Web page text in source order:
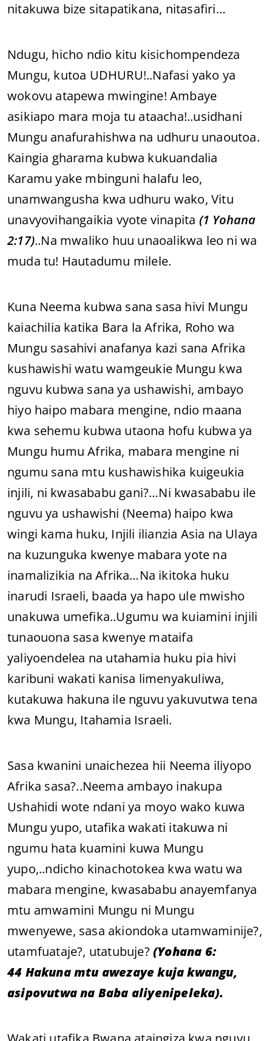
nitakuwa bize sitapatikana, nitasafiri…
Ndugu, hicho ndio kitu kisichompendeza
Mungu, kutoa UDHURU!..Nafasi yako ya
wokovu atapewa mwingine! Ambaye
asikiapo mara moja tu ataacha!..usidhani
Mungu anafurahishwa na udhuru unaoutoa.
Kaingia gharama kubwa kukuandalia
Karamu yake mbinguni halafu leo,
unamwangusha kwa udhuru wako, Vitu
unavyovihangaikia vyote vinapita (1 Yohana
2:17)..Na mwaliko huu unaoalikwa leo ni wa
muda tu! Hautadumu milele.
Kuna Neema kubwa sana sasa hivi Mungu
kaiachilia katika Bara la Afrika, Roho wa
Mungu sasahivi anafanya kazi sana Afrika
kushawishi watu wamgeukie Mungu kwa
nguvu kubwa sana ya ushawishi, ambayo
hiyo haipo mabara mengine, ndio maana
kwa sehemu kubwa utaona hofu kubwa ya
Mungu humu Afrika, mabara mengine ni
ngumu sana mtu kushawishika kuigeukia
injili, ni kwasababu gani?…Ni kwasababu ile
nguvu ya ushawishi (Neema) haipo kwa
wingi kama huku, Injili ilianzia Asia na Ulaya
na kuzunguka kwenye mabara yote na
inamalizikia na Afrika…Na ikitoka huku
inarudi Israeli, baada ya hapo ule mwisho
unakuwa umefika..Ugumu wa kuiamini injili
tunaouona sasa kwenye mataifa
yaliyoendelea na utahamia huku pia hivi
karibuni wakati kanisa limenyakuliwa,
kutakuwa hakuna ile nguvu yakuvutwa tena
kwa Mungu, Itahamia Israeli.
Sasa kwanini unaichezea hii Neema iliyopo
Afrika sasa?..Neema ambayo inakupa
Ushahidi wote ndani ya moyo wako kuwa
Mungu yupo, utafika wakati itakuwa ni
ngumu hata kuamini kuwa Mungu
yupo,..ndicho kinachotokea kwa watu wa
mabara mengine, kwasababu anayemfanya
mtu amwamini Mungu ni Mungu
mwenyewe, sasa akiondoka utamwaminije?,
utamfuataje?, utatubuje? (Yohana 6:
44 Hakuna mtu awezaye kuja kwangu,
asipovutwa na Baba aliyenipeleka).